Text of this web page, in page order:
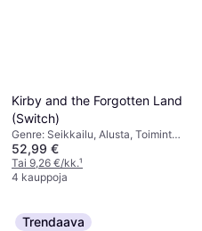
Kirby and the Forgotten Land
(Switch)
Genre: Seikkailu, Alusta, Toiminta,
PEGI-ikärajaus: 7
52,99 €
Tai 9,26 €/kk.¹
4 kauppoja
Trendaava